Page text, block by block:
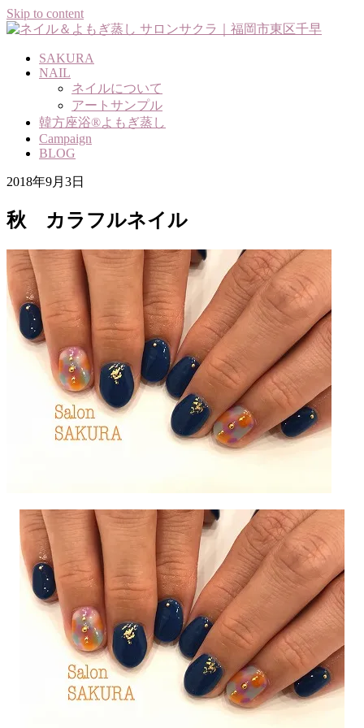
Skip to content
SAKURA
NAIL
ネイルについて
アートサンプル
韓方座浴®よもぎ蒸し
Campaign
BLOG
2018年9月3日
秋 カラフルネイル